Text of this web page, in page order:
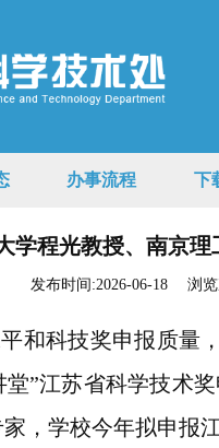
办事流程 下
学程光教授、南京
发布时间:2026-06-18 浏览
和科技奖申报质量
堂”江苏省科学技术
，学校今年拟申报